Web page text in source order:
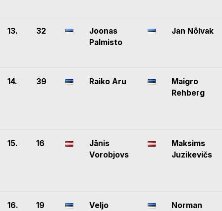
13. 32
Joonas
Palmisto
Jan Nõlvak
14. 39 Raiko Aru
Maigro
Rehberg
15. 16
Jānis
Vorobjovs
Maksims
Juzikevičs
16. 19
Veljo
Norman